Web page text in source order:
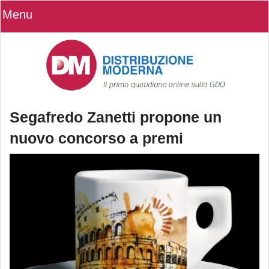
Menu
Segafredo Zanetti propone un
nuovo concorso a premi